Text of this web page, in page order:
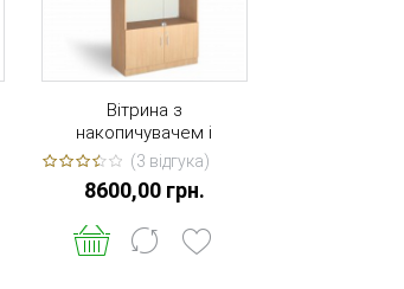
Вітрина з
накопичувачем і
підсвічуванням (задня
стінка - скло) 2000 * 900
* 400
(3 вiдгука)
8600,00 грн.